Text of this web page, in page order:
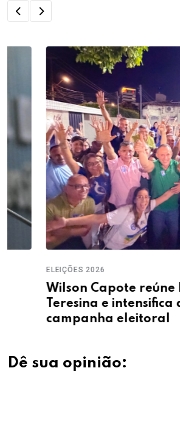
ELEIÇÕES 2026
Wilson Capote reúne
Teresina e intensifica
campanha eleitoral
Dê sua opinião: